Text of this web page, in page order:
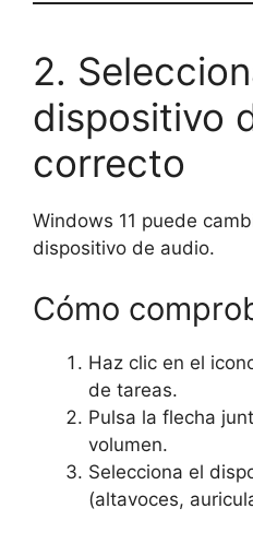
2.
dispositivo
correcto
Windows 11 puede
dispositivo de audio.
Cómo
Haz clic en el
de tareas.
Pulsa la flecha
volumen.
Selecciona el
(altavoces,